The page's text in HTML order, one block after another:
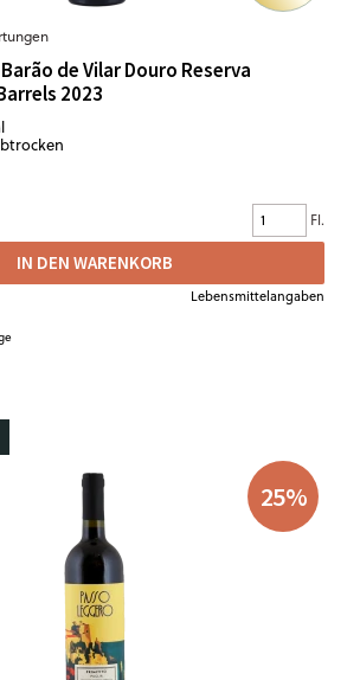
de Vilar Douro Reserva
2023
Fl.
IN DEN WARENKORB
Lebensmittelangaben
25%